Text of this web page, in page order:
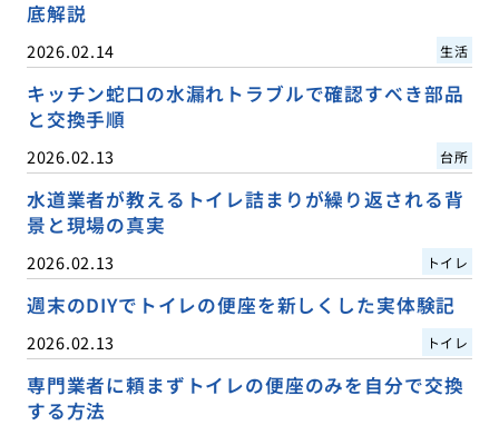
底解説
2026.02.14 生活
キッチン蛇口の水漏れトラブルで確認すべき部品
と交換手順
2026.02.13 台所
水道業者が教えるトイレ詰まりが繰り返される背
景と現場の真実
2026.02.13 トイレ
週末のDIYでトイレの便座を新しくした実体験記
2026.02.13 トイレ
専門業者に頼まずトイレの便座のみを自分で交換
する方法